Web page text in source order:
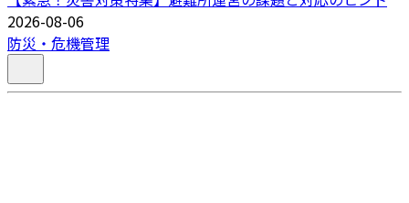
2026-08-06
防災・危機管理